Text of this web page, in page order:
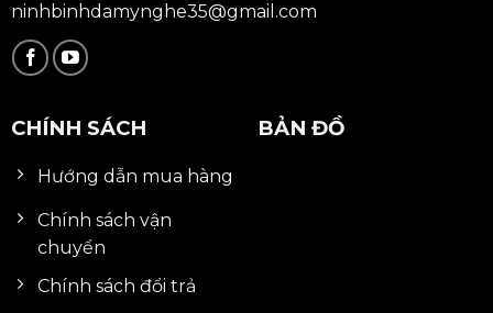
ninhbinhdamynghe35@gmail.com
CHÍNH SÁCH
Hướng dẫn mua hàng
Chính sách vận
chuyển
Chính sách đổi trả
BẢN ĐỒ